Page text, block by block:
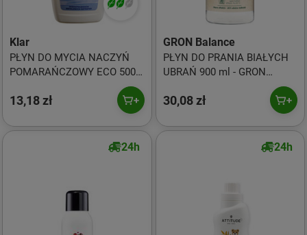
Klar
PŁYN DO MYCIA NACZYŃ
POMARAŃCZOWY ECO 500
13,18 zł
GRON Balance
PŁYN DO PRANIA BIAŁYCH
UBRAŃ 900 ml - GRON
30,08 zł
24h 24h